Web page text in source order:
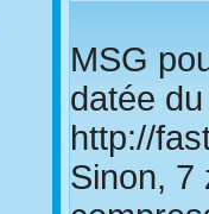
MSG
datée
http://
Sinon, 7